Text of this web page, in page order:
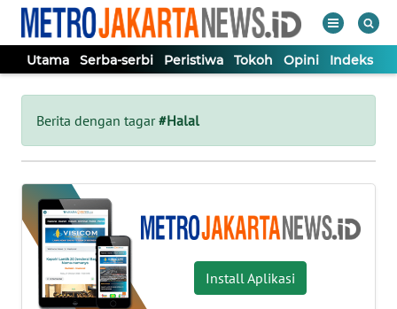
Utama Serba-serbi Peristiwa Tokoh Opini Indeks
Berita dengan tagar#Halal
Install Aplikasi
Tutup
UTAMA
SERBA-
SERBI
PERISTIWA